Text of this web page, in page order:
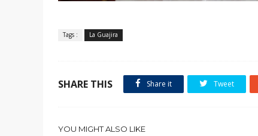
Tags : La Guajira
SHARE THIS Share it Tweet
YOU MIGHT ALSO LIKE